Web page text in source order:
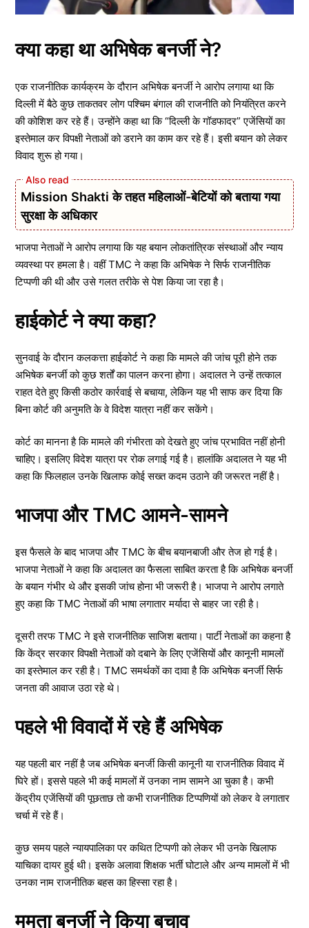
क्या कहा था अभिषेक बनर्जी ने?
एक राजनीतिक कार्यक्रम के दौरान अभिषेक बनर्जी ने आरोप लगाया था कि
दिल्ली में बैठे कुछ ताकतवर लोग पश्चिम बंगाल की राजनीति को नियंत्रित करने
की कोशिश कर रहे हैं। उन्होंने कहा था कि “दिल्ली के गॉडफादर” एजेंसियों का
इस्तेमाल कर विपक्षी नेताओं को डराने का काम कर रहे हैं। इसी बयान को लेकर
विवाद शुरू हो गया।
Mission Shakti के तहत महिलाओं-बेटियों को बताया गया
सुरक्षा के अधिकार
भाजपा नेताओं ने आरोप लगाया कि यह बयान लोकतांत्रिक संस्थाओं और न्याय
व्यवस्था पर हमला है। वहीं TMC ने कहा कि अभिषेक ने सिर्फ राजनीतिक
टिप्पणी की थी और उसे गलत तरीके से पेश किया जा रहा है।
हाईकोर्ट ने क्या कहा?
सुनवाई के दौरान कलकत्ता हाईकोर्ट ने कहा कि मामले की जांच पूरी होने तक
अभिषेक बनर्जी को कुछ शर्तों का पालन करना होगा। अदालत ने उन्हें तत्काल
राहत देते हुए किसी कठोर कार्रवाई से बचाया, लेकिन यह भी साफ कर दिया कि
बिना कोर्ट की अनुमति के वे विदेश यात्रा नहीं कर सकेंगे।
कोर्ट का मानना है कि मामले की गंभीरता को देखते हुए जांच प्रभावित नहीं होनी
चाहिए। इसलिए विदेश यात्रा पर रोक लगाई गई है। हालांकि अदालत ने यह भी
कहा कि फिलहाल उनके खिलाफ कोई सख्त कदम उठाने की जरूरत नहीं है।
भाजपा और TMC आमने-सामने
इस फैसले के बाद भाजपा और TMC के बीच बयानबाजी और तेज हो गई है।
भाजपा नेताओं ने कहा कि अदालत का फैसला साबित करता है कि अभिषेक बनर्जी
के बयान गंभीर थे और इसकी जांच होना भी जरूरी है। भाजपा ने आरोप लगाते
हुए कहा कि TMC नेताओं की भाषा लगातार मर्यादा से बाहर जा रही है।
दूसरी तरफ TMC ने इसे राजनीतिक साजिश बताया। पार्टी नेताओं का कहना है
कि केंद्र सरकार विपक्षी नेताओं को दबाने के लिए एजेंसियों और कानूनी मामलों
का इस्तेमाल कर रही है। TMC समर्थकों का दावा है कि अभिषेक बनर्जी सिर्फ
जनता की आवाज उठा रहे थे।
पहले भी विवादों में रहे हैं अभिषेक
यह पहली बार नहीं है जब अभिषेक बनर्जी किसी कानूनी या राजनीतिक विवाद में
घिरे हों। इससे पहले भी कई मामलों में उनका नाम सामने आ चुका है। कभी
केंद्रीय एजेंसियों की पूछताछ तो कभी राजनीतिक टिप्पणियों को लेकर वे लगातार
चर्चा में रहे हैं।
कुछ समय पहले न्यायपालिका पर कथित टिप्पणी को लेकर भी उनके खिलाफ
याचिका दायर हुई थी। इसके अलावा शिक्षक भर्ती घोटाले और अन्य मामलों में भी
उनका नाम राजनीतिक बहस का हिस्सा रहा है।
ममता बनर्जी ने किया बचाव